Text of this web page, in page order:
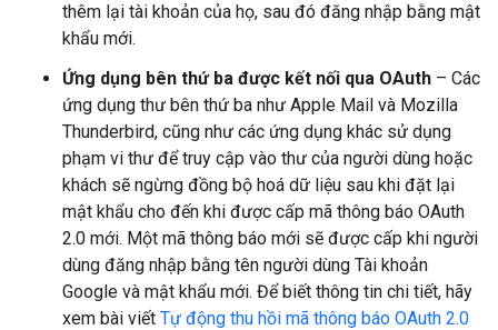
thêm lại tài khoản của họ, sau đó đăng nhập bằng mật
khẩu mới.
Ứng dụng bên thứ ba được kết nối qua OAuth – Các
ứng dụng thư bên thứ ba như Apple Mail và Mozilla
Thunderbird, cũng như các ứng dụng khác sử dụng
phạm vi thư để truy cập vào thư của người dùng hoặc
khách sẽ ngừng đồng bộ hoá dữ liệu sau khi đặt lại
mật khẩu cho đến khi được cấp mã thông báo OAuth
2.0 mới. Một mã thông báo mới sẽ được cấp khi người
dùng đăng nhập bằng tên người dùng Tài khoản
Google và mật khẩu mới. Để biết thông tin chi tiết, hãy
xem bài viết Tự động thu hồi mã thông báo OAuth 2.0